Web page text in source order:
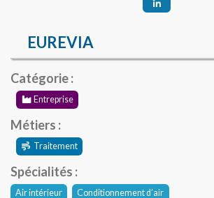
EUREVIA
Catégorie :
Entreprise
Métiers :
Traitement
Spécialités :
Air intérieur Conditionnement d’air